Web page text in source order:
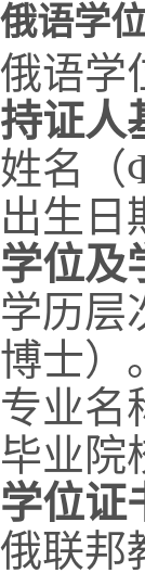
俄语学
俄语学
持证人
姓名（
出生日
学位及
学历层
博士）。
专业名
毕业院
学位证
俄联邦